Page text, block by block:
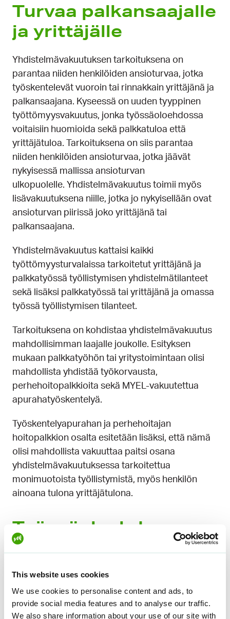
This website uses cookies
We use cookies to personalise content and ads, to
provide social media features and to analyse our traffic.
We also share information about your use of our site with
Turvaa palkan­saajalle
ja yrittä­jälle
Yhdistelmävakuutuksen tarkoituksena on
parantaa niiden henkilöiden ansioturvaa, jotka
työskentelevät vuoroin tai rinnakkain yrittäjänä ja
palkansaajana. Kyseessä on uuden tyyppinen
työttömyysvakuutus, jonka työssäoloehdossa
voitaisiin huomioida sekä palkkatuloa että
yrittäjätuloa. Tarkoituksena on siis parantaa
niiden henkilöiden ansioturvaa, jotka jäävät
nykyisessä mallissa ansioturvan
ulkopuolelle. Yhdistelmävakuutus toimii myös
lisävakuutuksena niille, jotka jo nykyisellään ovat
ansioturvan piirissä joko yrittäjänä tai
palkansaajana.
Yhdistelmävakuutus kattaisi kaikki
työttömyysturvalaissa tarkoitetut yrittäjänä ja
palkkatyössä työllistymisen yhdistelmätilanteet
sekä lisäksi palkkatyössä tai yrittäjänä ja omassa
työssä työllistymisen tilanteet.
Tarkoituksena on kohdistaa yhdistelmävakuutus
mahdollisimman laajalle joukolle. Esityksen
mukaan palkkatyöhön tai yritystoimintaan olisi
mahdollista yhdistää työkorvausta,
perhehoitopalkkioita sekä MYEL-vakuutettua
apurahatyöskentelyä.
Työskentelyapurahan ja perhehoitajan
hoitopalkkion osalta esitetään lisäksi, että nämä
olisi mahdollista vakuuttaa paitsi osana
yhdistelmävakuutuksessa tarkoitettua
monimuotoista työllistymistä, myös henkilön
ainoana tulona yrittäjätulona.
Työssäolo­ehdon
kesto ja tulo­peruste
Ehdotuksen mukaan yhdistelmävakuutuksen
työssäoloehto on 12 kuukautta 28 kuukauden
tarkastelujakson aikana. Yhdistelmävakuutuksen